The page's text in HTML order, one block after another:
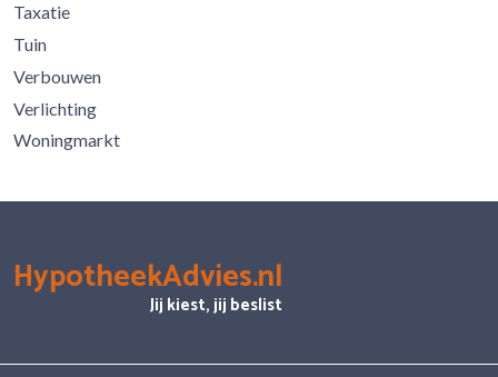
Taxatie
Tuin
Verbouwen
Verlichting
Woningmarkt
HypotheekAdvies.nl
Jij kiest, jij beslist